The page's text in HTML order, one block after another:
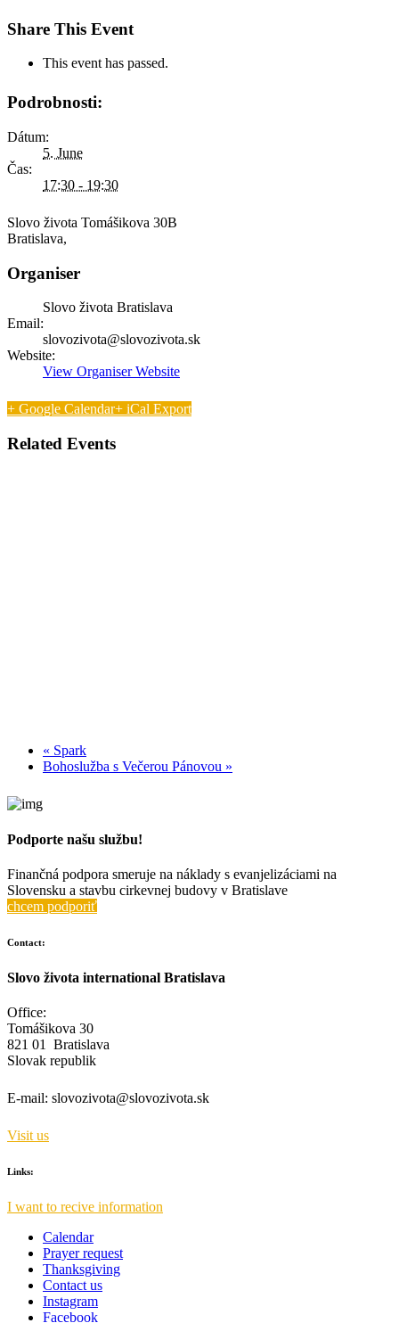
Share This Event
This event has passed.
Podrobnosti:
Dátum:
5. June
Čas:
17:30 - 19:30
Slovo života Tomášikova 30B
Bratislava,
Organiser
Slovo života Bratislava
Email:
slovozivota@slovozivota.sk
Website:
View Organiser Website
+ Google Calendar+ iCal Export
Related Events
« Spark
Bohoslužba s Večerou Pánovou »
Podporte našu službu!
Finančná podpora smeruje na náklady s evanjelizáciami na
Slovensku a stavbu cirkevnej budovy v Bratislave
chcem podporiť
Contact:
Slovo života international Bratislava
Office:
Tomášikova 30
821 01 Bratislava
Slovak republik
E-mail: slovozivota@slovozivota.sk
Visit us
Links:
I want to recive information
Calendar
Prayer request
Thanksgiving
Contact us
Instagram
Facebook